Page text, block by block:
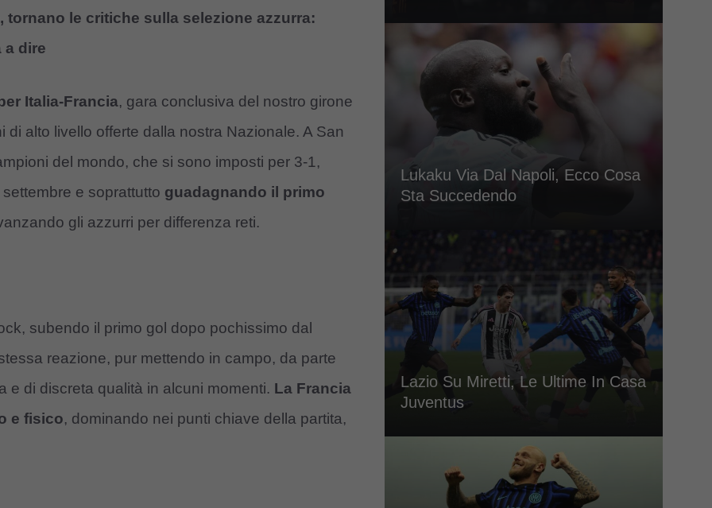
tornano le critiche sulla selezione azzurra:
a dire
Italia-Francia, gara conclusiva del nostro girone
alto livello offerte dalla nostra Nazionale. A San
del mondo, che si sono imposti per 3-1,
e soprattutto guadagnando il primo
gli azzurri per differenza reti.
subendo il primo gol dopo pochissimo dal
reazione, pur mettendo in campo, da parte
e di discreta qualità in alcuni momenti. La Francia
e fisico, dominando nei punti chiave della partita,
Lukaku Via Dal Napoli, Ecco Cosa
Sta Succedendo
Lazio Su Miretti, Le Ultime In Casa
Juventus